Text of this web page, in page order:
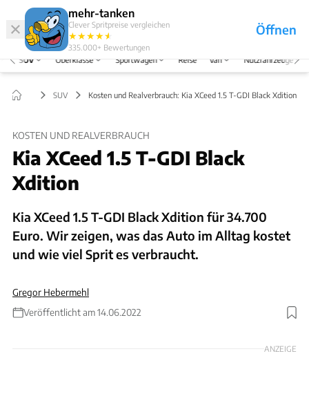
mehr-tanken
Clever Spritpreise vergleichen
★★★★★
★
335.000+ Bewertungen
Öffnen
Abo
Menü
SUV Oberklasse Sportwagen Reise Van Nutzfahrzeuge
SUV Kosten und Realverbrauch: Kia XCeed 1.5 T-GDI Black Xdition
KOSTEN UND REALVERBRAUCH
Kia XCeed 1.5 T-GDI Black
Xdition
Kia XCeed 1.5 T-GDI Black Xdition für 34.700
Euro. Wir zeigen, was das Auto im Alltag kostet
und wie viel Sprit es verbraucht.
Gregor Hebermehl
Veröffentlicht am 14.06.2022
ANZEIGE